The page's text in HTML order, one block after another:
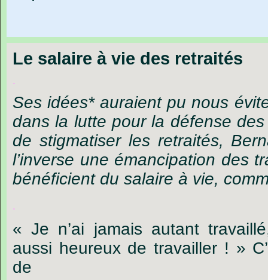
Le salaire à vie des retraités
.
Ses idées* auraient pu nous
dans la lutte pour la défense
de stigmatiser les retraités,
l’inverse une émancipation des
bénéficient du salaire à vie,
.
« Je n’ai jamais autant
aussi heureux de travailler ! »
de